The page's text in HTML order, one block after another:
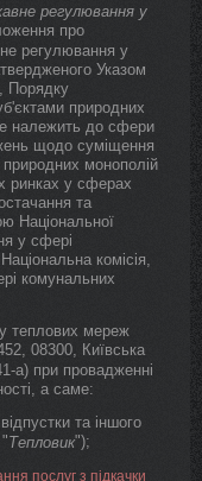
регулювання у
про
регулювання у
Указом
Порядку
природних
належить до сфери
щодо суміщення
природних монополій
ринках у сферах
та
Національної
у сфері
комісія,
комунальних
теплових мереж
08300, Київська
а) при провадженні
а саме:
та іншого
Тепловик");
послуг з підкачки